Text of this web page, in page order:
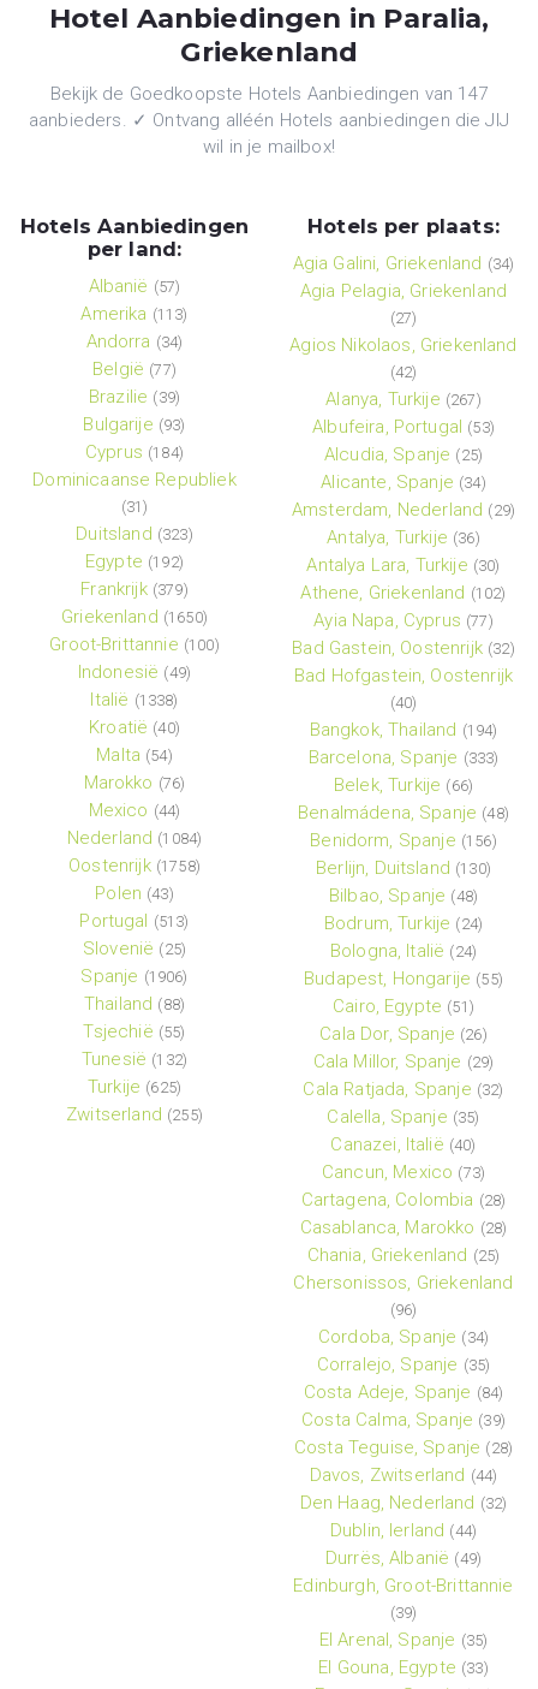
Hotel Aanbiedingen in Paralia,
Griekenland
Bekijk de Goedkoopste Hotels Aanbiedingen van 147
aanbieders. ✓ Ontvang alléén Hotels aanbiedingen die JIJ
wil in je mailbox!
Hotels Aanbiedingen
per land:
Albanië (57)
Amerika (113)
Andorra (34)
België (77)
Brazilie (39)
Bulgarije (93)
Cyprus (184)
Dominicaanse Republiek
(31)
Duitsland (323)
Egypte (192)
Frankrijk (379)
Griekenland (1650)
Groot-Brittannie (100)
Indonesië (49)
Italië (1338)
Kroatië (40)
Malta (54)
Marokko (76)
Mexico (44)
Nederland (1084)
Oostenrijk (1758)
Polen (43)
Portugal (513)
Slovenië (25)
Spanje (1906)
Thailand (88)
Tsjechië (55)
Tunesië (132)
Turkije (625)
Zwitserland (255)
Hotels per plaats:
Agia Galini, Griekenland (34)
Agia Pelagia, Griekenland
(27)
Agios Nikolaos, Griekenland
(42)
Alanya, Turkije (267)
Albufeira, Portugal (53)
Alcudia, Spanje (25)
Alicante, Spanje (34)
Amsterdam, Nederland (29)
Antalya, Turkije (36)
Antalya Lara, Turkije (30)
Athene, Griekenland (102)
Ayia Napa, Cyprus (77)
Bad Gastein, Oostenrijk (32)
Bad Hofgastein, Oostenrijk
(40)
Bangkok, Thailand (194)
Barcelona, Spanje (333)
Belek, Turkije (66)
Benalmádena, Spanje (48)
Benidorm, Spanje (156)
Berlijn, Duitsland (130)
Bilbao, Spanje (48)
Bodrum, Turkije (24)
Bologna, Italië (24)
Budapest, Hongarije (55)
Cairo, Egypte (51)
Cala Dor, Spanje (26)
Cala Millor, Spanje (29)
Cala Ratjada, Spanje (32)
Calella, Spanje (35)
Canazei, Italië (40)
Cancun, Mexico (73)
Cartagena, Colombia (28)
Casablanca, Marokko (28)
Chania, Griekenland (25)
Chersonissos, Griekenland
(96)
Cordoba, Spanje (34)
Corralejo, Spanje (35)
Costa Adeje, Spanje (84)
Costa Calma, Spanje (39)
Costa Teguise, Spanje (28)
Davos, Zwitserland (44)
Den Haag, Nederland (32)
Dublin, Ierland (44)
Durrës, Albanië (49)
Edinburgh, Groot-Brittannie
(39)
El Arenal, Spanje (35)
El Gouna, Egypte (33)